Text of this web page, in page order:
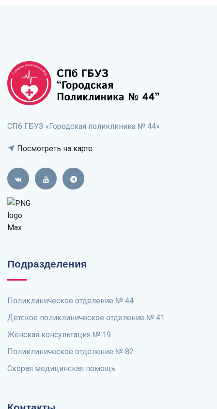
СПб ГБУЗ «Городская поликлиника № 44»
Посмотреть на карте
Подразделения
Поликлиническое отделение № 44
Детское поликлиническое отделение № 41
Женская консультация № 19
Поликлиническое отделение № 82
Скорая медицинская помощь